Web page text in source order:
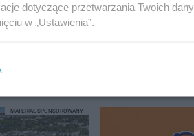
MATERIAŁ SPONSOROWANY
dotyczące przetwarzania Twoich
w „Ustawienia”.